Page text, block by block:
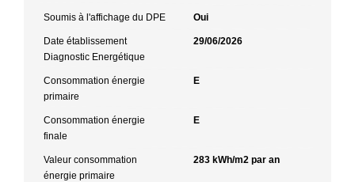
Soumis à l'affichage du DPE Oui
Date établissement
Diagnostic Energétique
29/06/2026
Consommation énergie
primaire
E
Consommation énergie
finale
E
Valeur consommation
énergie primaire
283 kWh/m2 par an